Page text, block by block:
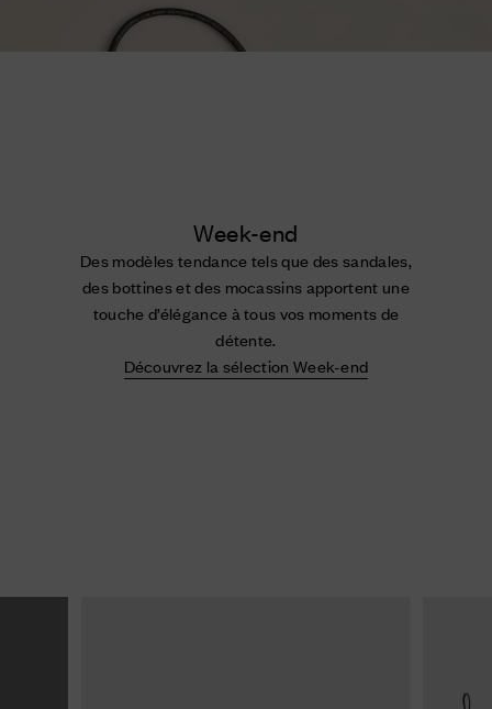
Week-end
Des modèles tendance tels que des sandales,
des bottines et des mocassins apportent une
touche d’élégance à tous vos moments de
détente.
Découvrez la sélection Week-end